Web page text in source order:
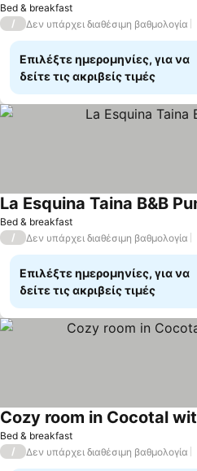
Bed & breakfast
/ Δεν υπάρχει διαθέσιμη βαθμολογία
Επιλέξτε ημερομηνίες, για να
δείτε τις ακριβείς τιμές
Bed & breakfast
La Esquina Taina B&B
/ Δεν υπάρχει διαθέσιμη βαθμολογία
Επιλέξτε ημερομηνίες, για να
δείτε τις ακριβείς τιμές
Bed & breakfast
Cozy room in Cocotal
/ Δεν υπάρχει διαθέσιμη βαθμολογία